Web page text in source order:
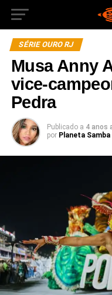
SÉRIE OURO RJ
Musa Anny
vice-
Pedra
Publicado a 4 anos
por Planeta Samba